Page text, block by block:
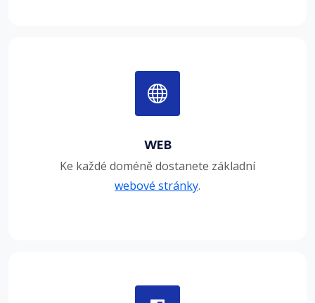
WEB
Ke každé doméně dostanete základní
webové stránky.